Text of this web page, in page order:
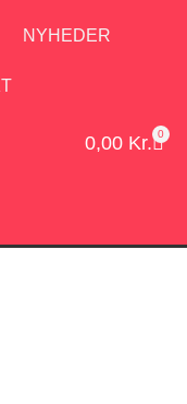
NYHEDER
0,00 Kr. 0